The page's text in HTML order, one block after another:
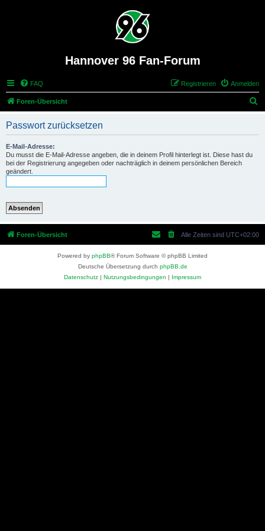
Hannover 96 Fan-Forum
FAQ Anmelden
Registrieren
Foren-Übersicht
Passwort zurücksetzen
E-Mail-Adresse:
Du musst die E-Mail-Adresse angeben, die in deinem Profil hinterlegt ist. Diese hast du
bei der Registrierung angegeben oder nachträglich in deinem persönlichen Bereich
geändert.
Foren-Übersicht Alle Zeiten sind UTC+02:00
Powered by phpBB® Forum Software © phpBB Limited
Deutsche Übersetzung durch phpBB.de
Datenschutz | Nutzungsbedingungen | Impressum